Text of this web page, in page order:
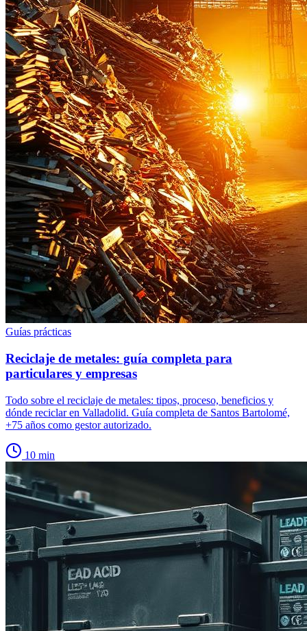
Guías prácticas
Reciclaje de metales: guía completa para
particulares y empresas
Todo sobre el reciclaje de metales: tipos, proceso, beneficios y
dónde reciclar en Valladolid. Guía completa de Santos Bartolomé,
+75 años como gestor autorizado.
10 min